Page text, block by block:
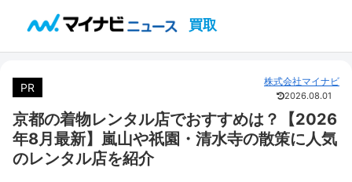
買取
PR 株式会社マイナビ
2026.08.01
京都の着物レンタル店でおすすめは？【2026
年8月最新】嵐山や祇園・清水寺の散策に人気
のレンタル店を紹介